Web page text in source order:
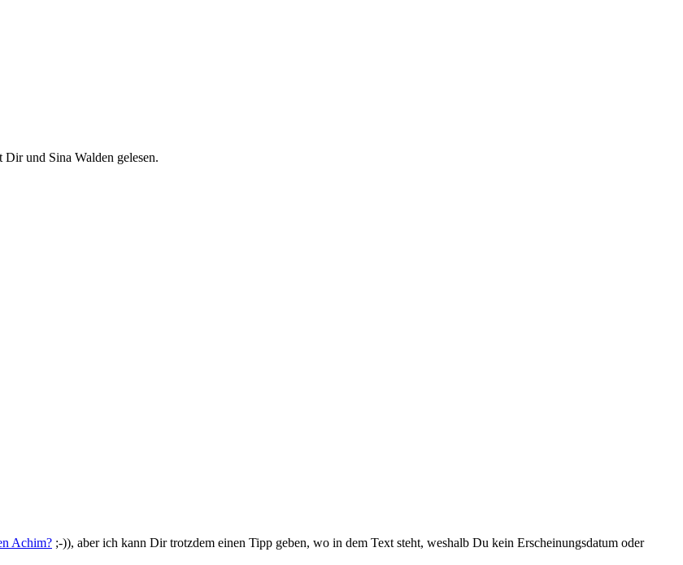
und Sina Walden gelesen.
Achim? ;-)), aber ich kann Dir trotzdem einen Tipp geben, wo in dem Text steht, weshalb Du kein Erscheinungsdatum oder